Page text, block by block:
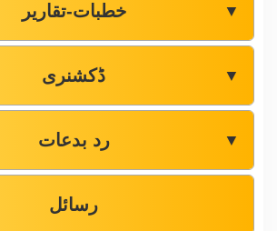
خطبات-تقاریر ▼
ڈکشنری ▼
رد بدعات ▼
رسائل